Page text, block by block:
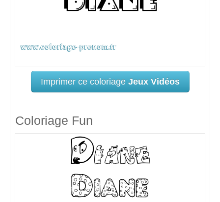
Imprimer ce coloriage Jeux Vidéos
Coloriage Fun